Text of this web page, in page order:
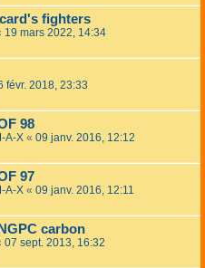
r
fighters
19 mars 2022, 14:34
févr. 2018, 23:33
98
A-X « 09 janv. 2016, 12:12
97
A-X « 09 janv. 2016, 12:11
carbon
07 sept. 2013, 16:32